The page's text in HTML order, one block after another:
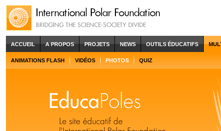
ACCUEIL A PROPOS PROJETS NEWS OUTILS ÉDUCATIFS
ANIMATIONS FLASH VIDÉOS PHOTOS QUIZ